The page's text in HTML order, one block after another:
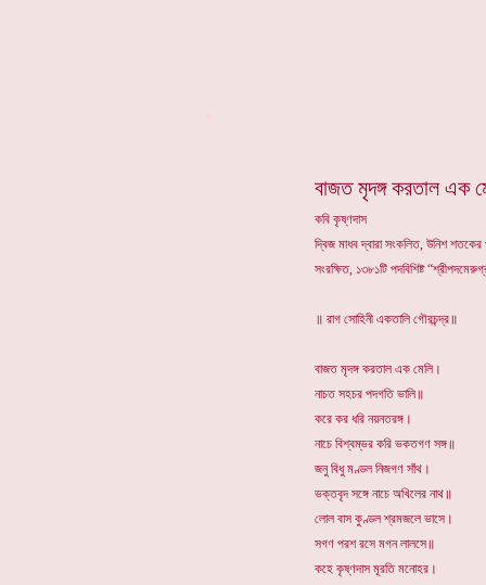
বাজত মৃদঙ্গ করতাল এক
কবি কৃষ্ণদাস
দ্বিজ মাধব দ্বারা সংকলিত, উনিশ শতকের
সংরক্ষিত, ১৩৮১টি পদবিশিষ্ট
॥ রাগ সোহিনী একতালি গৌরচন্দ্র॥
বাজত মৃদঙ্গ করতাল এক মেলি।
নাচত সহচর পদগতি ভালি॥
করে কর ধরি নয়নতরঙ্গ।
নাচে বিশ্বম্ভর করি ভকতগণ সঙ্গ॥
জনু বিধু মণ্ডল নিজগণ সাঁথ।
ভক্তবৃদ সঙ্গে নাচে অখিলের নাথ॥
লোল বাস কুণ্ডল শ্রমজলে ভাসে।
সগণ পরশ রসে মগন লালসে॥
কহে কৃষ্ণদাস মূরতি মনোহর।